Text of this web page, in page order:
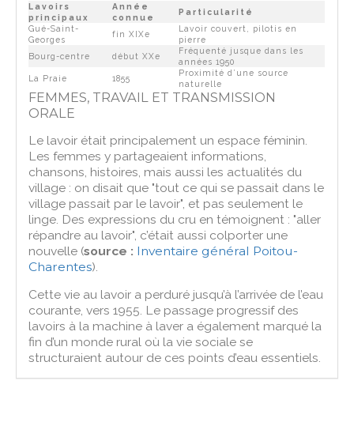
Lavoirs
principaux
Année
connue
Particularité
Gué-Saint-
Georges
fin XIXe
Lavoir couvert, pilotis en
pierre
Bourg-centre
début XXe
Fréquenté jusque dans les
années 1950
La Praie
1855
Proximité d’une source
naturelle
FEMMES, TRAVAIL ET TRANSMISSION
ORALE
Le lavoir était principalement un espace féminin.
Les femmes y partageaient informations,
chansons, histoires, mais aussi les actualités du
village : on disait que "tout ce qui se passait dans le
village passait par le lavoir", et pas seulement le
linge. Des expressions du cru en témoignent : "aller
répandre au lavoir", c’était aussi colporter une
nouvelle (source : Inventaire général Poitou-
Charentes).
Cette vie au lavoir a perduré jusqu’à l’arrivée de l’eau
courante, vers 1955. Le passage progressif des
lavoirs à la machine à laver a également marqué la
fin d’un monde rural où la vie sociale se
structuraient autour de ces points d’eau essentiels.